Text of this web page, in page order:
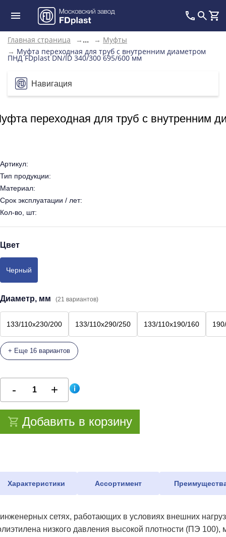
Главная страница → ... → Муфты
→ Муфта переходная для труб с внутренним диаметром
ПНД FDplast DN/ID 340/300 695/600 мм
Навигация
переходная для труб с внутренним
Артикул:
Тип продукции:
Материал:
Срок эксплуатации / лет:
Кол-во, шт:
Цвет
Черный
Диаметр, мм (21 вариантов)
133/110х230/200 133/110х290/250 133/110х190/160
+ Еще 16 вариантов
Добавить в корзину
Характеристики Ассортимент
сетях, работающих в условиях внешних
низкого давления высокой плотности (ПЭ